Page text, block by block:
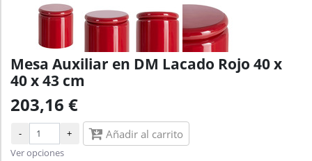
Mesa Auxiliar en DM Lacado Rojo 40 x
40 x 43 cm
203,16 €
- + Añadir al carrito
Ver opciones